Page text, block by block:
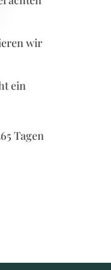
wir
ein
Tagen